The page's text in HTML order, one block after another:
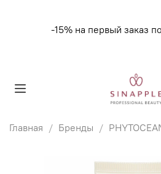
-15% на первый заказ
Главная Бренды